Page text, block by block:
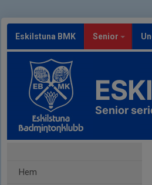
Eskilstuna BMK Senior
Senior
Hem